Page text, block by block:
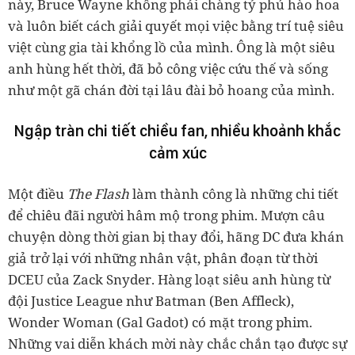
này, Bruce Wayne không phải chàng tỷ phú hào hoa
và luôn biết cách giải quyết mọi việc bằng trí tuệ siêu
việt cùng gia tài khổng lồ của mình. Ông là một siêu
anh hùng hết thời, đã bỏ công việc cứu thế và sống
như một gã chán đời tại lâu đài bỏ hoang của mình.
Ngập tràn chi tiết chiều fan, nhiều khoảnh khắc
cảm xúc
Một điều The Flashlàm thành công là những chi tiết
để chiêu đãi người hâm mộ trong phim. Mượn câu
chuyện dòng thời gian bị thay đổi, hãng DC đưa khán
giả trở lại với những nhân vật, phân đoạn từ thời
DCEU của Zack Snyder. Hàng loạt siêu anh hùng từ
đội Justice League như Batman (Ben Affleck),
Wonder Woman (Gal Gadot) có mặt trong phim.
Những vai diễn khách mời này chắc chắn tạo được sự